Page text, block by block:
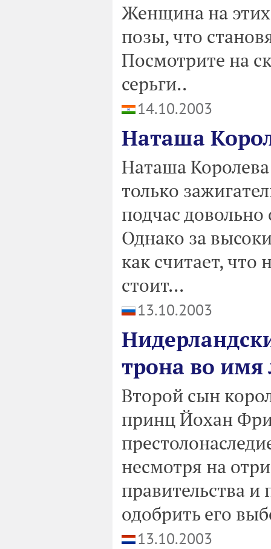
Женщина на
позы, что
Посмотрите на
серьги..
14.10.2003
Наташа
Наташа
только
подчас
Однако за
как считает, что
стоит...
13.10.2003
трона во
Второй сын
принц Йохан
несмотря на
правительства
одобрить его
13.10.2003